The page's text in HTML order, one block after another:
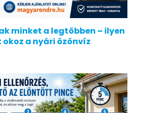
minket a legtöbben – ilyen
a nyári özönvíz